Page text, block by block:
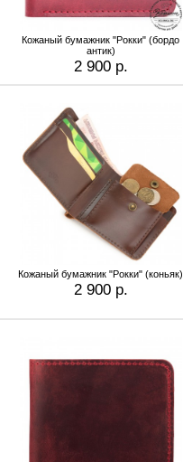
Кожаный бумажник "Рокки" (бордо
антик)
2 900 р.
Кожаный бумажник "Рокки" (коньяк)
2 900 р.